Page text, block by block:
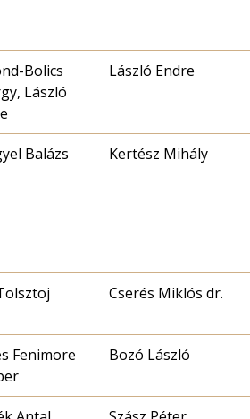
Bolics
László
László Endre
Balázs Kertész Mihály
Cserés Miklós dr.
Fenimore
Bozó László